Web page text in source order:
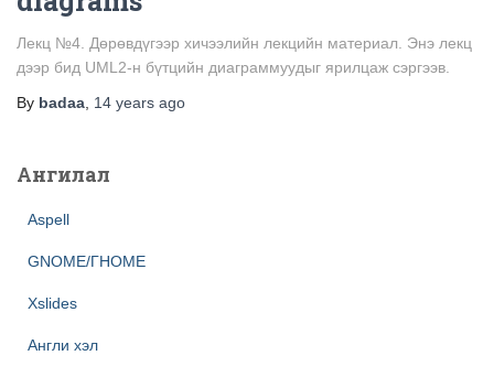
Лекц №4. Дөрөвдүгээр хичээлийн лекцийн материал. Энэ лекц
дээр бид UML2-н бүтцийн диаграммуудыг ярилцаж сэргээв.
By badaa 14 years ago
Ангилал
Aspell
GNOME/ГНОМЕ
Xslides
Англи хэл